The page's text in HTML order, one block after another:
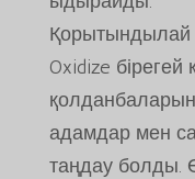
Қорытындылай
Oxidize бірегей
адамдар мен
таңдау болды.